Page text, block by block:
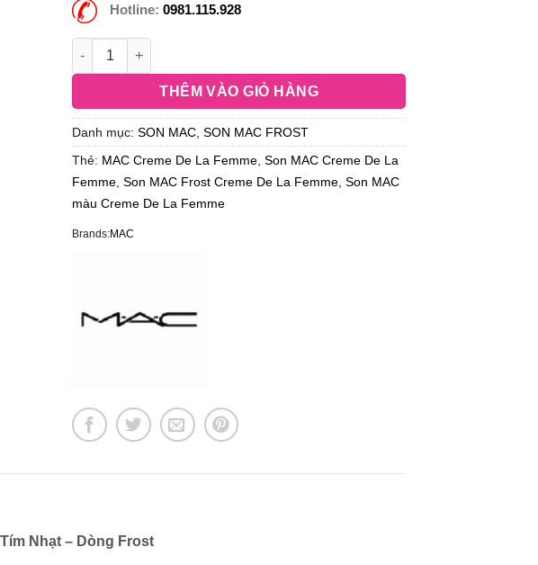
Hotline:0981.115.928
THÊM VÀO GIỎ HÀNG
Danh mục:SON MAC ,SON MAC FROST
Thẻ: MAC Creme De La Femme ,Son MAC Creme De La
Femme ,Son MAC Frost Creme De La Femme ,Son MAC
màu Creme De La Femme
Brands:MAC
Nhạt – Dòng Frost